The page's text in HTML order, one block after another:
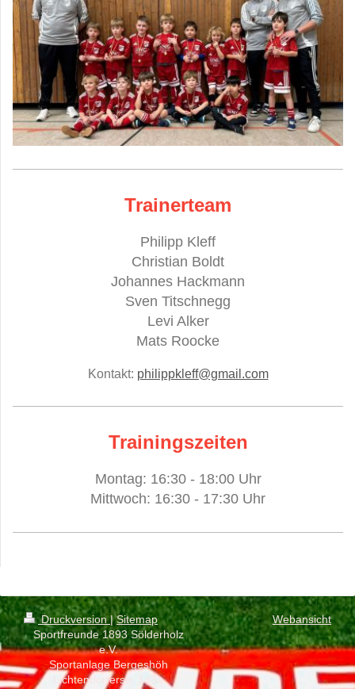
Trainerteam
Philipp Kleff
Christian Boldt
Johannes Hackmann
Sven Titschnegg
Levi Alker
Mats Roocke
Kontakt: philippkleff@gmail.com
Trainingszeiten
Montag: 16:30 - 18:00 Uhr
Mittwoch: 16:30 - 17:30 Uhr
Druckversion| Sitemap
Sportfreunde 1893 Sölderholz
e.V.
Sportanlage Bergeshöh
Lichtendorferstr. 143a
Webansicht